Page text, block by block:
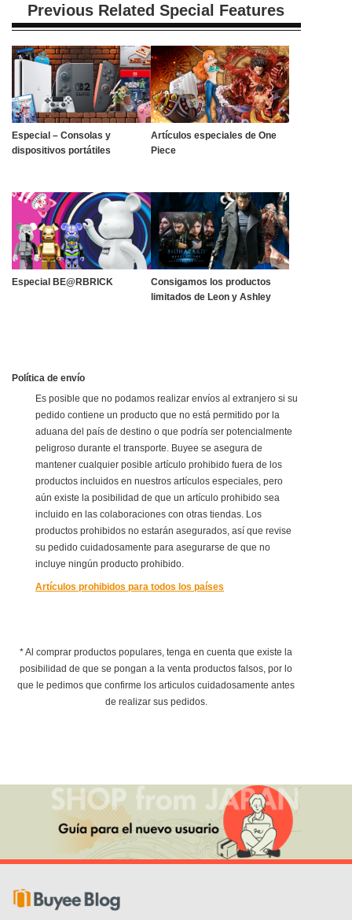
Previous Related Special Features
Especial – Consolas y
dispositivos portátiles
Artículos especiales de One
Piece
Especial BE@RBRICK
Consigamos los productos
limitados de Leon y Ashley
Política de envío
Es posible que no podamos realizar envíos al extranjero si su
pedido contiene un producto que no está permitido por la
aduana del país de destino o que podría ser potencialmente
peligroso durante el transporte. Buyee se asegura de
mantener cualquier posible artículo prohibido fuera de los
productos incluidos en nuestros artículos especiales, pero
aún existe la posibilidad de que un artículo prohibido sea
incluido en las colaboraciones con otras tiendas. Los
productos prohibidos no estarán asegurados, así que revise
su pedido cuidadosamente para asegurarse de que no
incluye ningún producto prohibido.
Artículos prohibidos para todos los países
* Al comprar productos populares, tenga en cuenta que existe la
posibilidad de que se pongan a la venta productos falsos, por lo
que le pedimos que confirme los articulos cuidadosamente antes
de realizar sus pedidos.